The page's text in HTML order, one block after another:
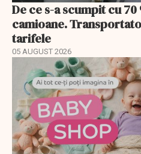
De ce s-a scumpit cu
camioane.
tarifele
05 AUGUST 2026